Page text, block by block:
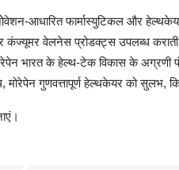
-आधारित फार्मास्युटिकल और
कंज्यूमर वेलनेस प्रोडक्ट्स उपलब्ध कराती
भारत के हेल्थ-टेक विकास के अग्रणी
,मोरेपेन गुणवत्तापूर्ण हेल्थकेयर को सुलभ,